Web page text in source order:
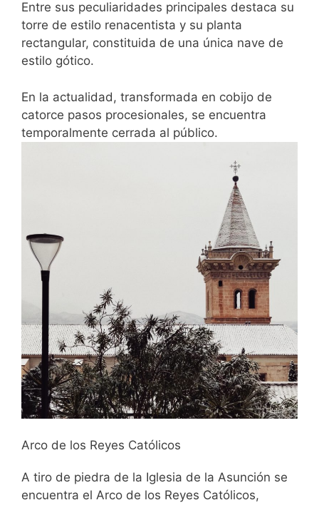
Entre sus peculiaridades principales destaca su
torre de estilo renacentista y su planta
rectangular, constituida de una única nave de
estilo gótico.
En la actualidad, transformada en cobijo de
catorce pasos procesionales, se encuentra
temporalmente cerrada al público.
Arco de los Reyes Católicos
A tiro de piedra de la Iglesia de la Asunción se
encuentra el Arco de los Reyes Católicos,